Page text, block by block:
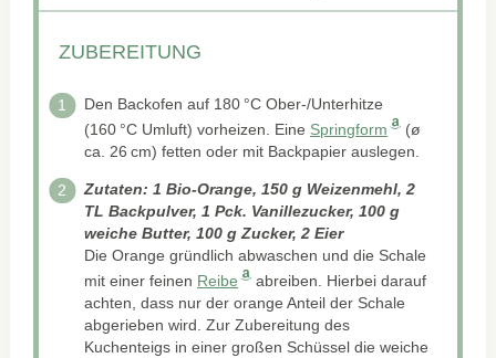
ZUBEREITUNG
Den Backofen auf 180 °C Ober-/Unterhitze
(160 °C Umluft) vorheizen. Eine Springform
(ø
ca. 26 cm) fetten oder mit Backpapier auslegen.
Zutaten: 1 Bio-Orange, 150 g Weizenmehl, 2
TL Backpulver, 1 Pck. Vanillezucker, 100 g
weiche Butter, 100 g Zucker, 2 Eier
Die Orange gründlich abwaschen und die Schale
mit einer feinen Reibe
abreiben. Hierbei darauf
achten, dass nur der orange Anteil der Schale
abgerieben wird. Zur Zubereitung des
Kuchenteigs in einer großen Schüssel die weiche